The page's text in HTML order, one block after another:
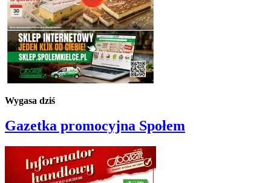
Wygasa dziś
Gazetka promocyjna Społem